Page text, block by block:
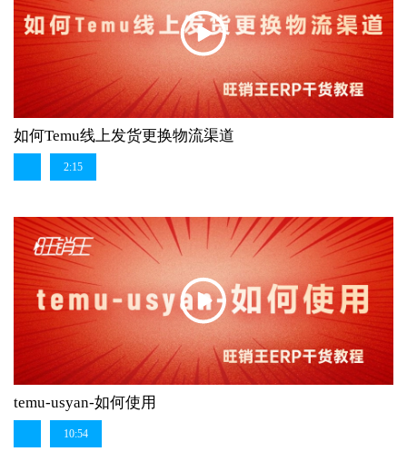
如何Temu线上发货更换物流渠道
2:15
temu-usyan-如何使用
10:54